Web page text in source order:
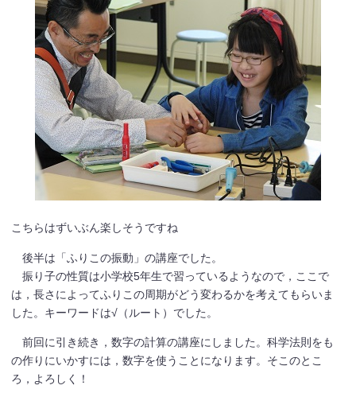
こちらはずいぶん楽しそうですね
後半は「ふりこの振動」の講座でした。
振り子の性質は小学校5年生で習っているようなので，ここで
は，長さによってふりこの周期がどう変わるかを考えてもらいま
した。キーワードは√（ルート）でした。
前回に引き続き，数字の計算の講座にしました。科学法則をも
の作りにいかすには，数字を使うことになります。そこのとこ
ろ，よろしく！